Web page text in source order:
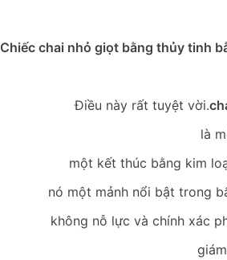
Chiếc chai nhỏ giọt bằng thủy tinh
Điều này rất tuyệt vời.
là
một kết thúc bằng kim
nó một mảnh nổi bật trong
không nỗ lực và chính xác